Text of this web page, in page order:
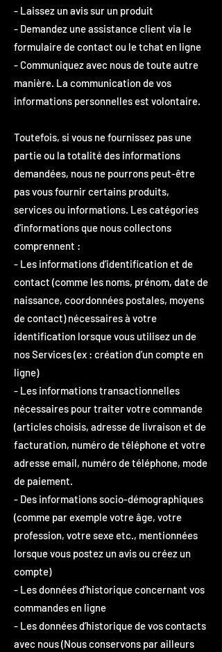
- Laissez un avis sur un produit
- Demandez une assistance client via le
formulaire de contact ou le tchat en ligne
- Communiquez avec nous de toute autre
manière. La communication de vos
informations personnelles est volontaire.
Toutefois, si vous ne fournissez pas une
partie ou la totalité des informations
demandées, nous ne pourrons peut-être
pas vous fournir certains produits,
services ou informations. Les catégories
d'informations que nous collectons
comprennent :
- Les informations d’identification et de
contact (comme les noms, prénom, date de
naissance, coordonnées postales, moyens
de contact) nécessaires à votre
identification lorsque vous utilisez un de
nos Services (ex : création d’un compte en
ligne)
- Les informations transactionnelles
nécessaires pour traiter votre commande
(articles choisis, adresse de livraison et de
facturation, numéro de téléphone et votre
adresse email, numéro de téléphone, mode
de paiement.
- Des informations socio-démographiques
(comme par exemple votre âge, votre
profession, votre sexe etc., mentionnées
lorsque vous postez un avis ou créez un
compte)
- Les données d’historique concernant vos
commandes en ligne
- Les données d’historique de vos contacts
avec nous (Nous conservons par ailleurs